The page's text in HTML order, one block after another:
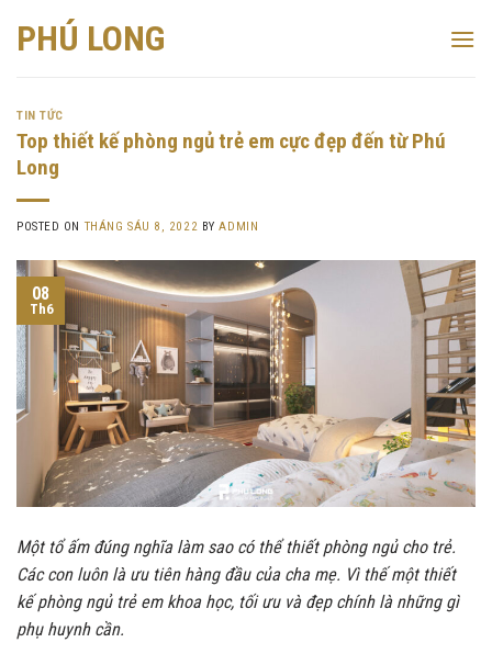
PHÚ LONG
TIN TỨC
Top thiết kế phòng ngủ trẻ em cực đẹp đến từ Phú
Long
POSTED ON THÁNG SÁU 8, 2022 BYADMIN
08
Th6
Một tổ ấm đúng nghĩa làm sao có thể thiết phòng ngủ cho trẻ.
Các con luôn là ưu tiên hàng đầu của cha mẹ. Vì thế một thiết
kế phòng ngủ trẻ em khoa học, tối ưu và đẹp chính là những gì
phụ huynh cần.